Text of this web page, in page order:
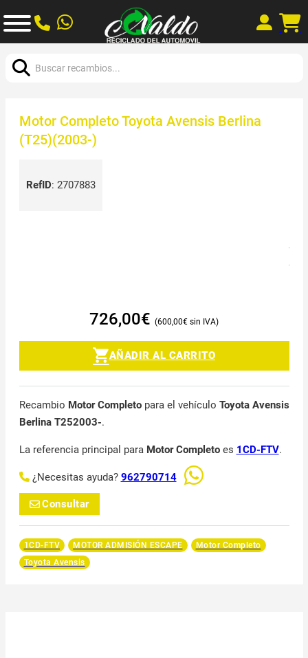
Motor Completo Toyota Avensis Berlina
(T25)(2003-)
RefID: 2707883
726,00€ 600,00€
AÑADIR AL CARRITO
Recambio Motor Completopara el vehículo Toyota Avensis
Berlina T252003-.
La referencia principal para Motor Completoes 1CD-FTV.
¿Necesitas ayuda? 962790714
Consultar
1CD-FTV MOTOR ADMISIÓN ESCAPE
Motor Completo
Toyota Avensis